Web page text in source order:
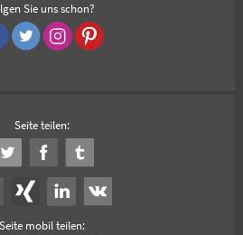
Sie uns schon?
Seite teilen:
Seite mobil teilen: